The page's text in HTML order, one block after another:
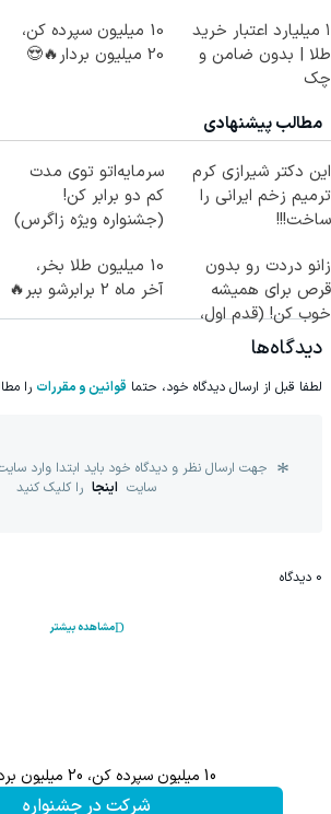
۱ میلیارد اعتبار خرید
طلا | بدون ضامن و
چک
10 میلیون سپرده کن،
20 میلیون بردار🔥😍
مطالب پیشنهادی
این دکتر شیرازی کرم
ترمیم زخم ایرانی را
ساخت!!!
سرمایه‌اتو توی مدت
کم دو برابر کن!
(جشنواره ویژه زاگرس)
زانو دردت رو بدون
قرص برای همیشه
خوب کن! (قدم اول،
پرسش‌نامه)
10 میلیون طلا بخر،
آخر ماه 2 برابرشو ببر🔥
دیدگاه‌ها
لطفا قبل از ارسال دیدگاه خود، حتما قوانین و مقررات را
جهت ارسال نظر و دیدگاه خود باید ابتدا وارد
سایت اینجا را کلیک کنید
0 دیدگاه
مشاهده بیشتر
10 میلیون سپرده کن، 20 میلیون بردار🔥😍
شرکت در جشنواره